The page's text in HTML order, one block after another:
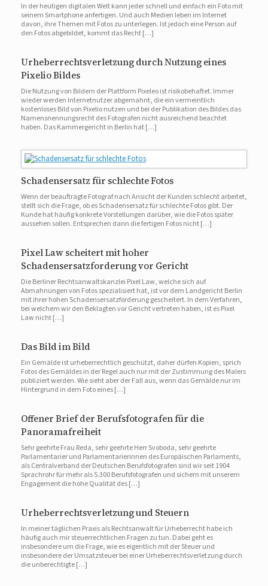
In der heutigen digitalen Welt kann jeder schnell und einfach ein Foto mit
seinem Smartphone anfertigen. Und auch Medien leben im Internet
davon, ihre Themen mit Fotos zu unterlegen. Ist jedoch eine Person auf
den Fotos abgebildet, kommt das Recht […]
Urheberrechtsverletzung durch Nutzung eines
Pixelio Bildes
Die Nutzung von Bildern der Plattform Pixeleo ist risikobehaftet. Immer
wieder werden Internetnutzer abgemahnt, die ein vermeintlich
kostenloses Bild von Pixelio nutzen und bei der Publikation des Bildes das
Namensnennungsrecht des Fotografen nicht ausreichend beachtet
haben. Das Kammergericht in Berlin hat […]
Schadensersatz für schlechte Fotos
Wenn der beauftragte Fotograf nach Ansicht der Kunden schlecht arbeitet,
stellt sich die Frage, ob es Schadensersatz für schlechte Fotos gibt. Der
Kunde hat häufig konkrete Vorstellungen darüber, wie die Fotos später
aussehen sollen. Entsprechen dann die fertigen Fotos nicht […]
Pixel Law scheitert mit hoher
Schadensersatzforderung vor Gericht
Die Berliner Rechtsanwaltskanzlei Pixel Law, welche sich auf
Abmahnungen von Fotos spezialisiert hat, ist vor dem Landgericht Berlin
mit ihrer hohen Schadensersatzforderung gescheitert. In dem Verfahren,
bei welchem wir den Beklagten vor Gericht vertreten haben, ist es Pixel
Law nicht […]
Das Bild im Bild
Ein Gemälde ist urheberrechtlich geschützt, daher dürfen Kopien, sprich
Fotos des Gemäldes in der Regel auch nur mit der Zustimmung des Malers
publiziert werden. Wie sieht aber der Fall aus, wenn das Gemälde nur im
Hintergrund in dem Foto eines […]
Offener Brief der Berufsfotografen für die
Panoramafreiheit
Sehr geehrte Frau Reda, sehr geehrte Herr Svoboda, sehr geehrte
Parlamentarier und Parlamentarierinnen des Europäischen Parlaments,
als Centralverband der Deutschen Berufsfotografen sind wir seit 1904
Sprachrohr für mehr als 5.300 Berufsfotografen und sichern mit unserem
Engagement die hohe Qualität des […]
Urheberrechtsverletzung und Steuern
In meiner täglichen Praxis als Rechtsanwalt für Urheberrecht habe ich
häufig auch mir steuerrechtlichen Fragen zu tun. Dabei geht es
insbesondere um die Frage, wie es eigentlich mit der Steuer und
insbesondere der Umsatzsteuer bei einer Urheberrechtsverletzung durch
die unberechtigte […]